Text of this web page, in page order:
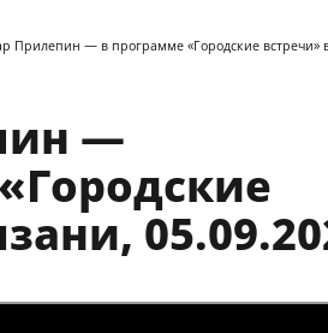
Прилепин — в программе «Городские встречи»
—